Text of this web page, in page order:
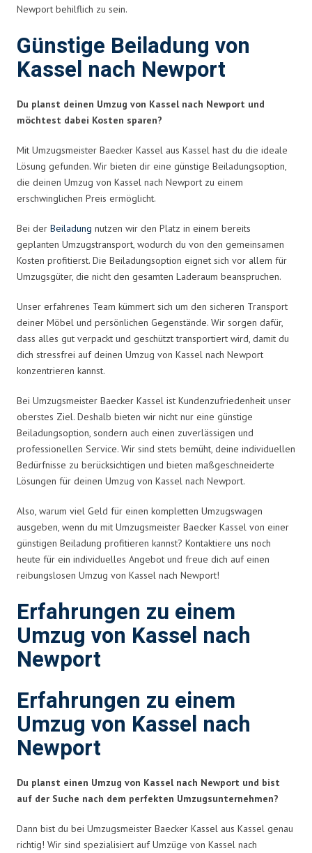
Newport behilflich zu sein.
Günstige Beiladung von
Kassel nach Newport
Du planst deinen Umzug von Kassel nach Newport und
möchtest dabei Kosten sparen?
Mit Umzugsmeister Baecker Kassel aus Kassel hast du die ideale
Lösung gefunden. Wir bieten dir eine günstige Beiladungsoption,
die deinen Umzug von Kassel nach Newport zu einem
erschwinglichen Preis ermöglicht.
Bei der Beiladung nutzen wir den Platz in einem bereits
geplanten Umzugstransport, wodurch du von den gemeinsamen
Kosten profitierst. Die Beiladungsoption eignet sich vor allem für
Umzugsgüter, die nicht den gesamten Laderaum beanspruchen.
Unser erfahrenes Team kümmert sich um den sicheren Transport
deiner Möbel und persönlichen Gegenstände. Wir sorgen dafür,
dass alles gut verpackt und geschützt transportiert wird, damit du
dich stressfrei auf deinen Umzug von Kassel nach Newport
konzentrieren kannst.
Bei Umzugsmeister Baecker Kassel ist Kundenzufriedenheit unser
oberstes Ziel. Deshalb bieten wir nicht nur eine günstige
Beiladungsoption, sondern auch einen zuverlässigen und
professionellen Service. Wir sind stets bemüht, deine individuellen
Bedürfnisse zu berücksichtigen und bieten maßgeschneiderte
Lösungen für deinen Umzug von Kassel nach Newport.
Also, warum viel Geld für einen kompletten Umzugswagen
ausgeben, wenn du mit Umzugsmeister Baecker Kassel von einer
günstigen Beiladung profitieren kannst? Kontaktiere uns noch
heute für ein individuelles Angebot und freue dich auf einen
reibungslosen Umzug von Kassel nach Newport!
Erfahrungen zu einem
Umzug von Kassel nach
Newport
Erfahrungen zu einem
Umzug von Kassel nach
Newport
Du planst einen Umzug von Kassel nach Newport und bist
auf der Suche nach dem perfekten Umzugsunternehmen?
Dann bist du bei Umzugsmeister Baecker Kassel aus Kassel genau
richtig! Wir sind spezialisiert auf Umzüge von Kassel nach